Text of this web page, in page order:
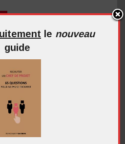
,Indicateurs, tableaux de bord
Les outils et méthodes
le nouveau
guide